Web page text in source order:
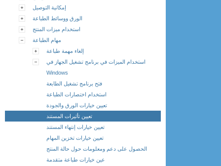
إمكانية التوصيل
الورق ووسائط الطباعة
استخدام ميزات المنتج
مهام الطباعة
إلغاء مهمة طباعة
استخدام الميزات في برنامج تشغيل الجهاز في
Windows
فتح برنامج تشغيل الطابعة
استخدام اختصارات الطباعة
تعيين خيارات الورق والجودة
تعيين تأثيرات المستند
تعيين خيارات إنتهاء المستند
تعيين خيارات تخزين المهام
الحصول على دعم ومعلومات حول حالة المنتج
عين خيارات طباعة متقدمة